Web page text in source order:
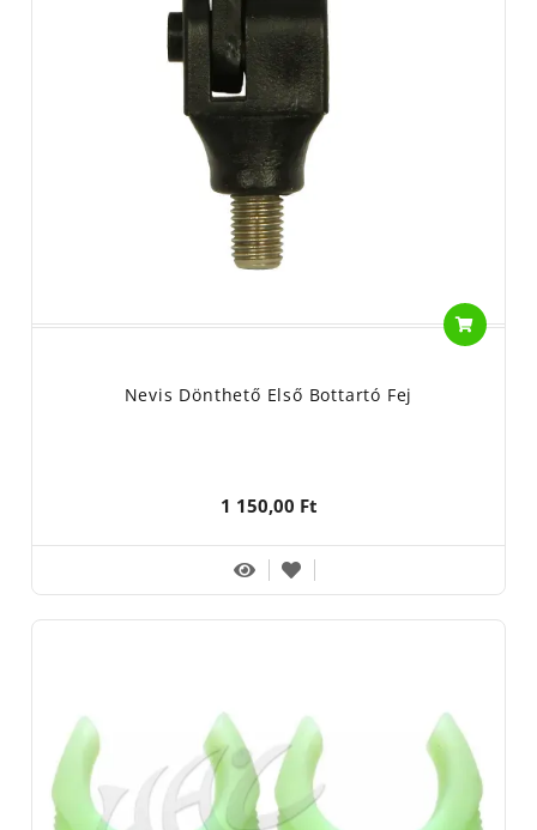
Nevis Dönthető Első Bottartó Fej
1 150,00 Ft